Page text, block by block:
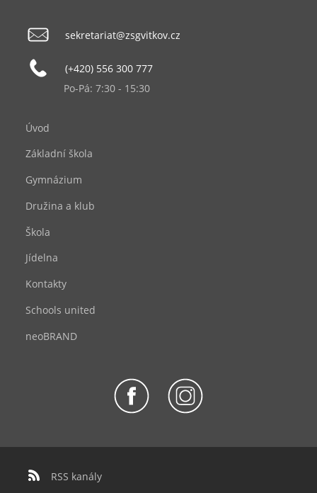
sekretariat@zsgvitkov.cz
(+420) 556 300 777
Po-Pá: 7:30 - 15:30
Úvod
Základní škola
Gymnázium
Družina a klub
Škola
Jídelna
Kontakty
Schools united
neoBRAND
RSS kanály